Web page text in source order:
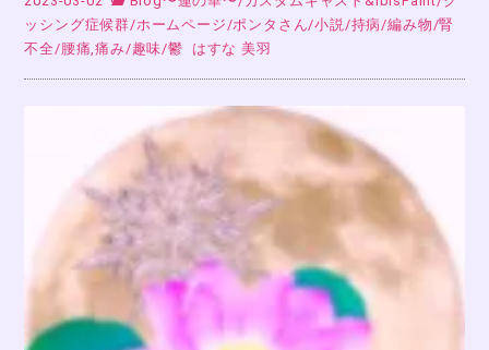
ッシング症候群/ホームページ/ポンタさん/小説/持病/編み物/腎
不全/腰痛,痛み/趣味/鬱 はすな 美羽